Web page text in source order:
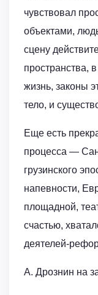
чувствовал
объектами,
сцену
пространства,
жизнь, законы
тело, и
Еще есть
процесса —
грузинского
напевности,
площадной,
счастью,
деятелей-
А. Дрознин на